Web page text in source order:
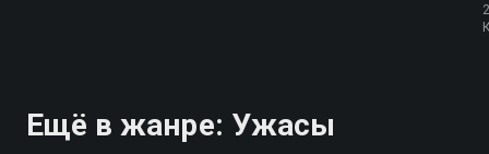
Ещё в жанре: Ужасы